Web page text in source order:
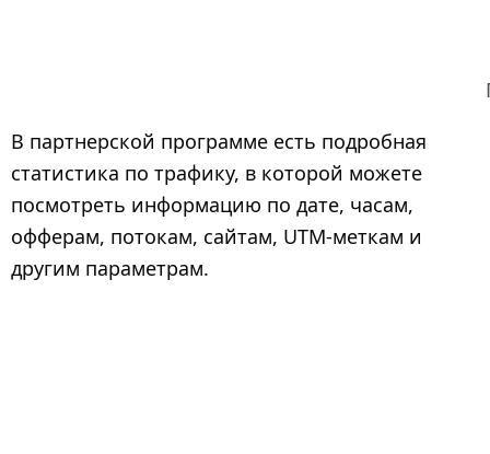
В партнерской программе есть подробная
статистика по трафику, в которой можете
посмотреть информацию по дате, часам,
офферам, потокам, сайтам, UTM-меткам и
другим параметрам.